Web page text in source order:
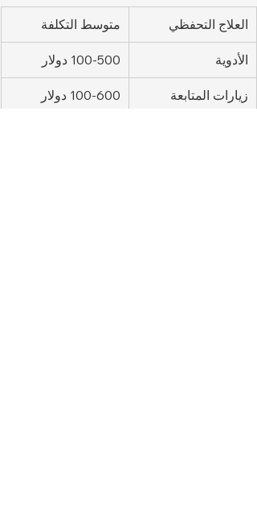
العلاج التحفظي متوسط التكلفة
الأدوية 100-500 دولار
زيارات المتابعة 100-600 دولار